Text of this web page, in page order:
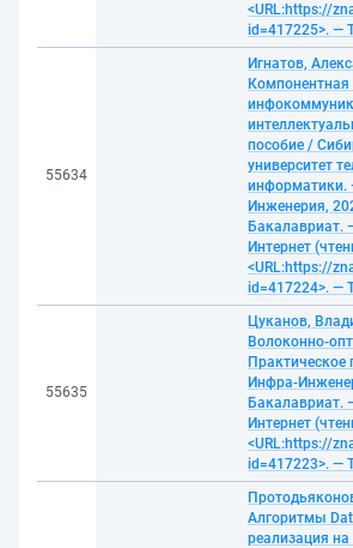
<URL:https://
id=417225>. —
55634
Игнатов,
Компонентная
пособие /
университет
информатики.
Инженерия,
Бакалавриат.
Интернет
<URL:https://
id=417224>. —
55635
Цуканов,
Волоконно-
Практическое
Инфра-
Бакалавриат.
Интернет
<URL:https://
id=417223>. —
Алгоритмы
реализация